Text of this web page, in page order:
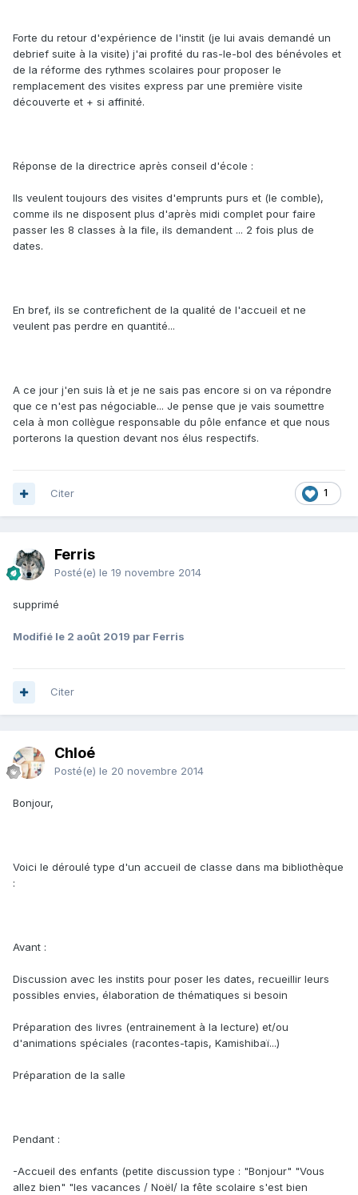
Forte du retour d'expérience de l'instit (je lui avais demandé un
debrief suite à la visite) j'ai profité du ras-le-bol des bénévoles et
de la réforme des rythmes scolaires pour proposer le
remplacement des visites express par une première visite
découverte et + si affinité.
Réponse de la directrice après conseil d'école :
Ils veulent toujours des visites d'emprunts purs et (le comble),
comme ils ne disposent plus d'après midi complet pour faire
passer les 8 classes à la file, ils demandent ... 2 fois plus de
dates.
En bref, ils se contrefichent de la qualité de l'accueil et ne
veulent pas perdre en quantité...
A ce jour j'en suis là et je ne sais pas encore si on va répondre
que ce n'est pas négociable... Je pense que je vais soumettre
cela à mon collègue responsable du pôle enfance et que nous
porterons la question devant nos élus respectifs.
1
Citer
Ferris
Posté(e) le 19 novembre 2014
supprimé
Modifié le 2 août 2019 par Ferris
Citer
Chloé
Posté(e) le 20 novembre 2014
Bonjour,
Voici le déroulé type d'un accueil de classe dans ma bibliothèque
:
Avant :
Discussion avec les instits pour poser les dates, recueillir leurs
possibles envies, élaboration de thématiques si besoin
Préparation des livres (entrainement à la lecture) et/ou
d'animations spéciales (racontes-tapis, Kamishibaï...)
Préparation de la salle
Pendant :
-Accueil des enfants (petite discussion type : "Bonjour" "Vous
allez bien" "les vacances / Noël/ la fête scolaire s'est bien